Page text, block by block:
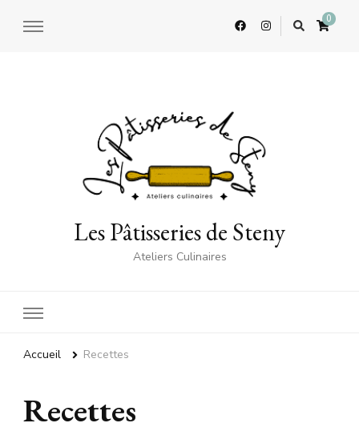
0
Les Pâtisseries de Steny
Ateliers Culinaires
Accueil Recettes
Recettes